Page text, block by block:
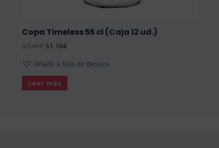
Copa Timeless 55 cl (Caja 12 ud.)
57,41€ El
original
era:
57,41€.
51,16€El
actual
51,16€.
Añadir a lista de deseos
Leer más